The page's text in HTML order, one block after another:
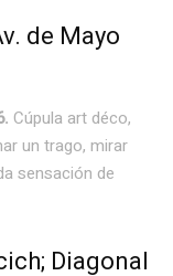
de Mayo
Cúpula art déco,
un trago, mirar
sensación de
Diagonal